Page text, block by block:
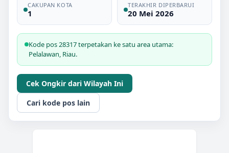
CAKUPAN KOTA
1
TERAKHIR DIPERBARUI
20 Mei 2026
Kode pos 28317 terpetakan ke satu area utama:
Pelalawan, Riau.
Cek Ongkir dari Wilayah Ini
Cari kode pos lain